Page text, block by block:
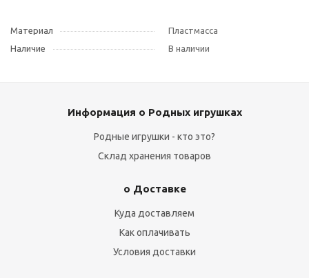
Материал
Пластмасса
Наличие
В наличии
Информация о Родных игрушках
Родные игрушки - кто это?
Склад хранения товаров
о Доставке
Куда доставляем
Как оплачивать
Условия доставки